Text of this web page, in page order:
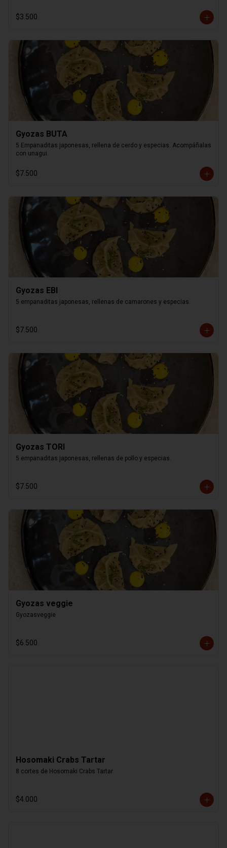
$3.500
Gyozas BUTA
5 Empanaditas japonesas, rellena de cerdo y especias. Acompáñalas
con unagui.
$7.500
Gyozas EBI
5 empanaditas japonesas, rellenas de camarones y especias.
$7.500
Gyozas TORI
5 empanaditas japonesas, rellenas de pollo y especias.
$7.500
Gyozas veggie
Gyozasveggie
$6.500
Hosomaki Crabs Tartar
8 cortes de Hosomaki Crabs Tartar
$4.000